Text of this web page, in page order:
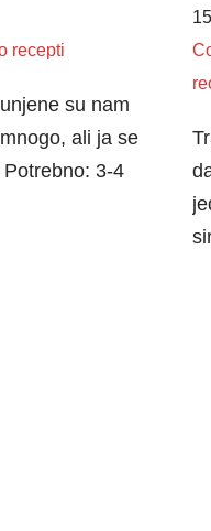
recepti
su nam
ali ja se
3-4